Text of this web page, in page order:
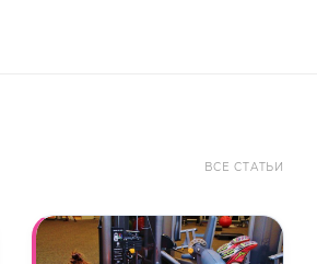
ВСЕ СТАТЬИ